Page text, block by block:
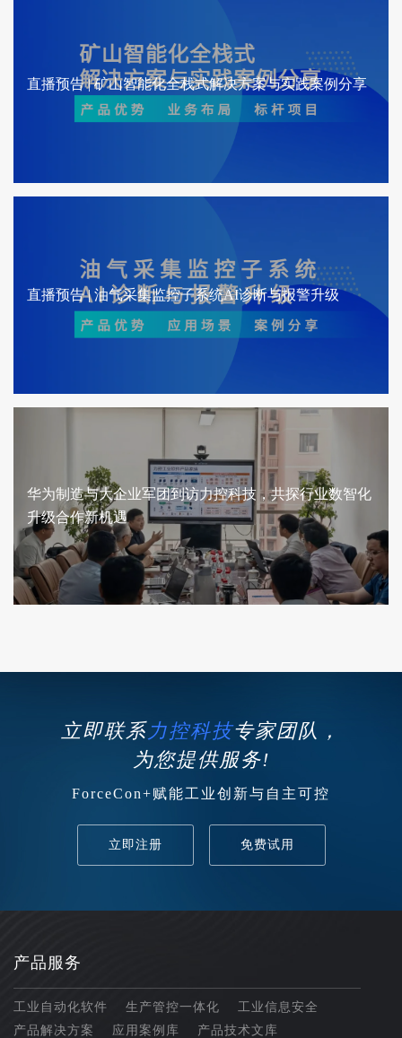
直播预告 | 矿山智能化全栈式解决方案与实践案例分享
直播预告 | 油气采集监控子系统AI诊断与报警升级
华为制造与大企业军团到访力控科技，共探行业数智化
升级合作新机遇
立即联系 力控科技专家团队，
为您提供服务!
ForceCon+赋能工业创新与自主可控
立即注册 免费试用
产品服务
工业自动化软件 生产管控一体化
工业信息安全
产品解决方案
应用案例库 产品技术文库